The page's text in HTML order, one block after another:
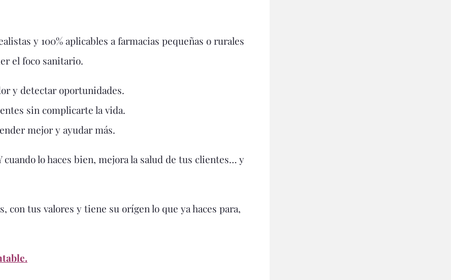
y 100% aplicables a farmacias pequeñas o rurales
el foco sanitario.
y detectar oportunidades.
sin complicarte la vida.
mejor y ayudar más.
lo haces bien, mejora la salud de tus clientes… y
con tus valores y tiene su orígen lo que ya haces para,